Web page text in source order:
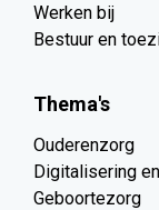
Werken bij
Bestuur en
Thema's
Ouderenzorg
Digitalisering
Geboortezorg